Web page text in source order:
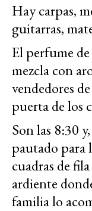
Hay carpas,
guitarras,
El perfume
mezcla con
vendedores
puerta de los
Son las 8:30
pautado para
cuadras de
ardiente
familia lo